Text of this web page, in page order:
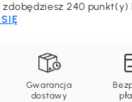
240
Gwarancja
dostawy